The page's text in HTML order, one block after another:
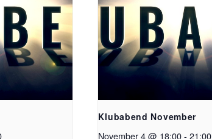
Klubabend November
November 4 @ 18:00 - 21:00